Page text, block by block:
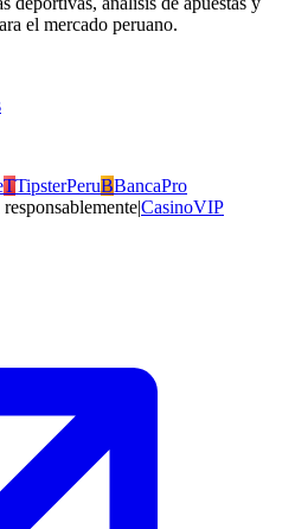
el mercado peruano.
TTipsterPeruBBancaPro
|CasinoVIP